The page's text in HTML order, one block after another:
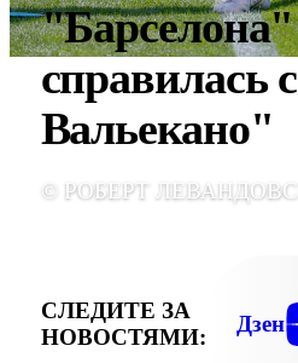
справилась
Вальекано"
© РОБЕРТ
СЛЕДИТЕ ЗА
НОВОСТЯМИ:
Дзен